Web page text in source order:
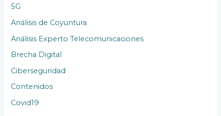
n
e
s
5G
Análisis de Coyuntura
Análisis Experto Telecomunicaciones
Brecha Digital
Ciberseguridad
Contenidos
Covid19